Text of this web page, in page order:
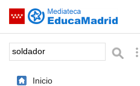
Saltar navegación
Palabra o frase:
Inicio